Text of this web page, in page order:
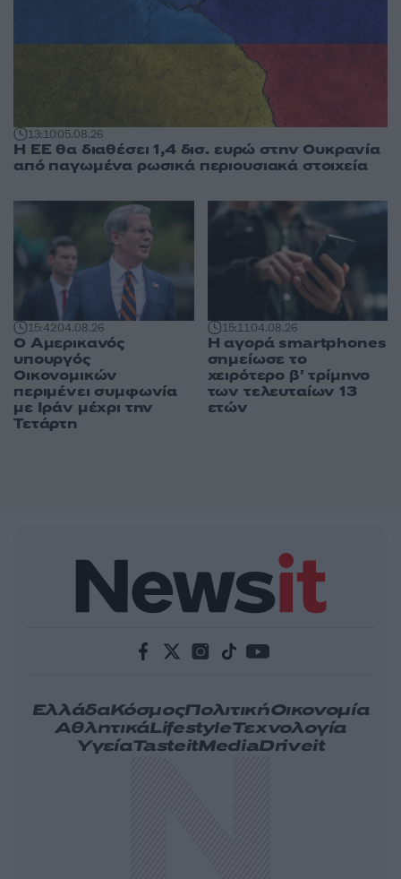
13:1005.08.26
Η ΕΕ θα διαθέσει 1,4 δισ. ευρώ στην Ουκρανία
από παγωμένα ρωσικά περιουσιακά στοιχεία
15:4204.08.26
Ο Αμερικανός
υπουργός
Οικονομικών
περιμένει συμφωνία
με Ιράν μέχρι την
Τετάρτη
15:1104.08.26
Η αγορά smartphones
σημείωσε το
χειρότερο β’ τρίμηνο
των τελευταίων 13
ετών
ΕλλάδαΚόσμοςΠολιτικήΟικονομία
ΑθλητικάLifestyleΤεχνολογία
ΥγείαTasteitMediaDriveit